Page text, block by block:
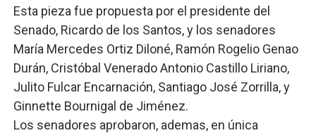
Esta pieza fue propuesta por el presidente del
Senado, Ricardo de los Santos, y los senadores
María Mercedes Ortiz Diloné, Ramón Rogelio Genao
Durán, Cristóbal Venerado Antonio Castillo Liriano,
Julito Fulcar Encarnación, Santiago José Zorrilla, y
Ginnette Bournigal de Jiménez.
Los senadores aprobaron, ademas, en única